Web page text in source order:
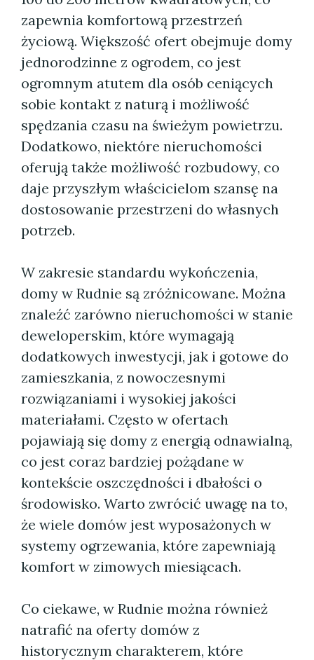
zapewnia komfortową przestrzeń
życiową. Większość ofert obejmuje domy
jednorodzinne z ogrodem, co jest
ogromnym atutem dla osób ceniących
sobie kontakt z naturą i możliwość
spędzania czasu na świeżym powietrzu.
Dodatkowo, niektóre nieruchomości
oferują także możliwość rozbudowy, co
daje przyszłym właścicielom szansę na
dostosowanie przestrzeni do własnych
potrzeb.
W zakresie standardu wykończenia,
domy w Rudnie są zróżnicowane. Można
znaleźć zarówno nieruchomości w stanie
deweloperskim, które wymagają
dodatkowych inwestycji, jak i gotowe do
zamieszkania, z nowoczesnymi
rozwiązaniami i wysokiej jakości
materiałami. Często w ofertach
pojawiają się domy z energią odnawialną,
co jest coraz bardziej pożądane w
kontekście oszczędności i dbałości o
środowisko. Warto zwrócić uwagę na to,
że wiele domów jest wyposażonych w
systemy ogrzewania, które zapewniają
komfort w zimowych miesiącach.
Co ciekawe, w Rudnie można również
natrafić na oferty domów z
historycznym charakterem, które